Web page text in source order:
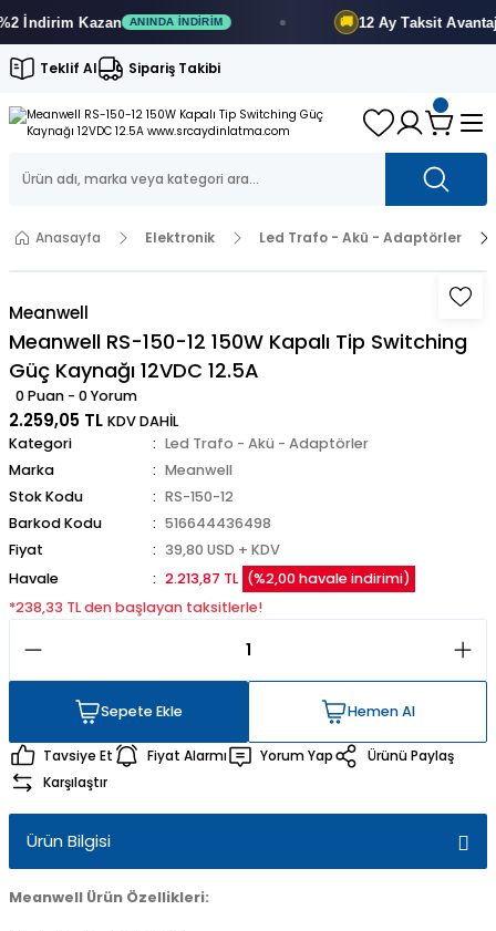
İndirimKazan ANINDA İNDIRIM 12 AyTaksit Avantajı
Teklif Al Sipariş Takibi
Anasayfa Elektronik Led Trafo - Akü - Adaptörler
Meanwell
Meanwell RS-150-12 150W Kapalı Tip Switching
Güç Kaynağı 12VDC 12.5A
0 Puan - 0 Yorum
2.259,05 TL KDV DAHİL
Kategori
Led Trafo - Akü - Adaptörler
Marka
Meanwell
Stok Kodu
RS-150-12
Barkod Kodu
516644436498
Fiyat
39,80 USD + KDV
Havale
2.213,87 TL (%2,00 havale indirimi)
*238,33 TL den başlayan taksitlerle!
Sepete Ekle
Hemen Al
Hemen Al
Tavsiye Et Fiyat Alarmı Yorum Yap
Ürünü Paylaş
Karşılaştır
Ürün Bilgisi
Meanwell Ürün Özellikleri: